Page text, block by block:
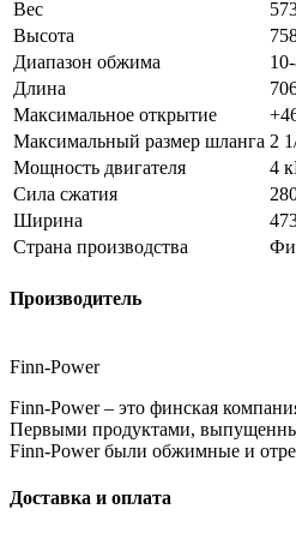
Вес
Высота
Диапазон обжима
Длина
Максимальное открытие
Максимальный размер шланга 2
Мощность двигателя
4
Сила сжатия
Ширина
Страна производства
Производитель
Finn-Power
Finn-Power – это финская
Первыми продуктами,
Finn-Power были обжимные и
Доставка и оплата